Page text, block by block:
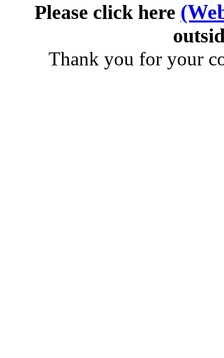
Please click here
Thank you for your